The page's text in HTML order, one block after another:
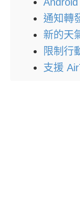
通知轉
新的天
限制行
支援